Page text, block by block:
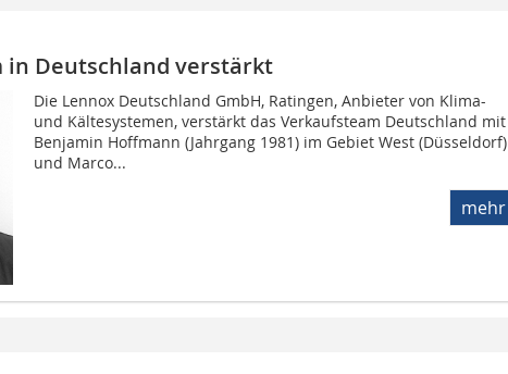
in Deutschland verstärkt
Die Lennox Deutschland GmbH, Ratingen, Anbieter von Klima-
und Kältesystemen, verstärkt das Verkaufsteam Deutschland mit
Benjamin Hoffmann (Jahrgang 1981) im Gebiet West (Düsseldorf)
und Marco...
mehr